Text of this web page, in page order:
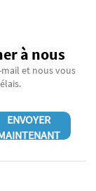
à nous
mail et nous vous
ENVOYER